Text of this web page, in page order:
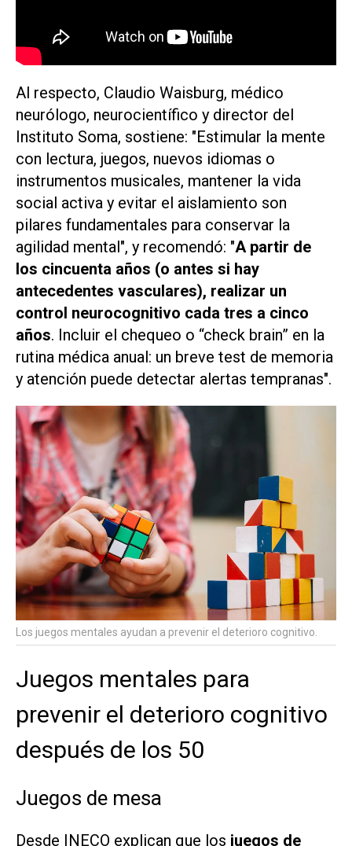
Al respecto, Claudio Waisburg, médico
neurólogo, neurocientífico y director del
Instituto Soma, sostiene: "Estimular la mente
con lectura, juegos, nuevos idiomas o
instrumentos musicales, mantener la vida
social activa y evitar el aislamiento son
pilares fundamentales para conservar la
agilidad mental", y recomendó: "A partir de
los cincuenta años (o antes si hay
antecedentes vasculares), realizar un
control neurocognitivo cada tres a cinco
años. Incluir el chequeo o “check brain” en la
rutina médica anual: un breve test de memoria
y atención puede detectar alertas tempranas".
Los juegos mentales ayudan a prevenir el deterioro cognitivo.
Juegos mentales para
prevenir el deterioro cognitivo
después de los 50
Juegos de mesa
Desde INECO explican que los juegos de